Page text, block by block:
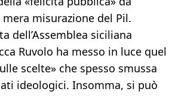
misurazione del Pil.
dell’Assemblea siciliana
Ruvolo ha messo in luce quel
scelte» che spesso smussa
ideologici. Insomma, si può